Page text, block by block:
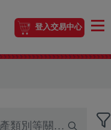
登入交易中心